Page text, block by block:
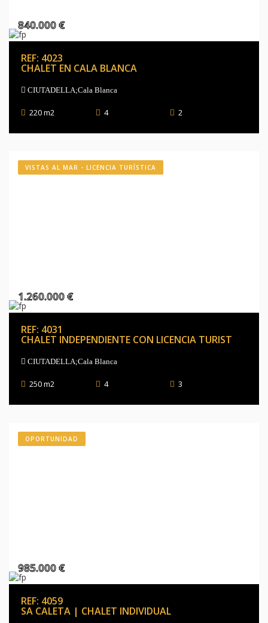
840.000 €
REF: 4023
CHALET EN CALA BLANCA
CIUTADELLA;Cala Blanca
220 m2 4 2
VISTAS AL MAR - LICENCIA TURÍSTICA
1.260.000 €
REF: 4031
CHALET INDEPENDIENTE CON LICENCIA TURIST
CIUTADELLA;Cala Blanca
250 m2 4 3
OPORTUNIDAD
985.000 €
REF: 4059
SA CALETA | CHALET INDIVIDUAL